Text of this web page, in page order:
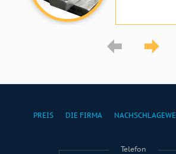
PREIS DIE FIRMA
Telefon